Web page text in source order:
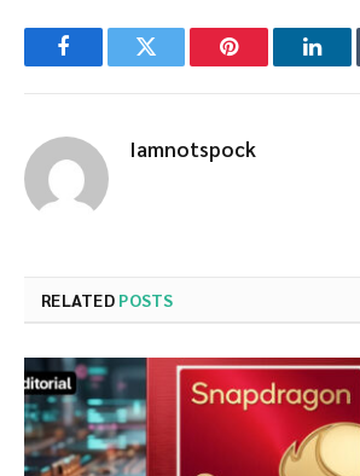
FacebookTwitter Pinterest
Iamnotspock
RELATED POSTS